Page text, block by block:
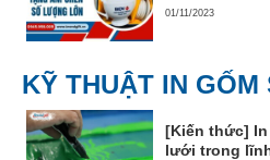
01/11/2023
KỸ THUẬT IN GỐM
[Kiến thức]
lưới trong